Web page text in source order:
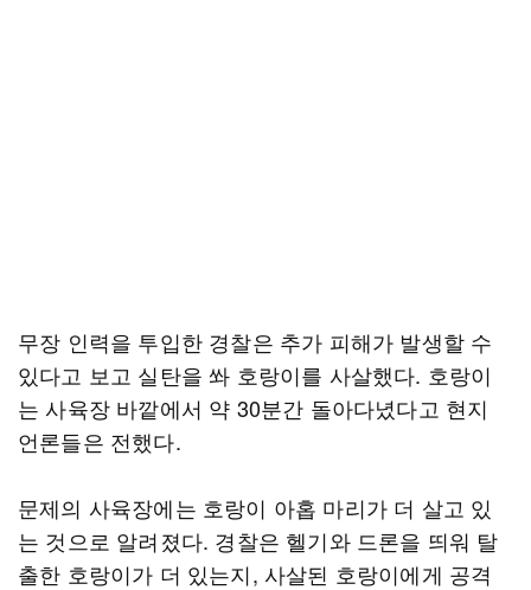
무장 인력을 투입한 경찰은 추가 피해가 발생할 수
있다고 보고 실탄을 쏴 호랑이를 사살했다. 호랑이
는 사육장 바깥에서 약 30분간 돌아다녔다고 현지
언론들은 전했다.
문제의 사육장에는 호랑이 아홉 마리가 더 살고 있
는 것으로 알려졌다. 경찰은 헬기와 드론을 띄워 탈
출한 호랑이가 더 있는지, 사살된 호랑이에게 공격